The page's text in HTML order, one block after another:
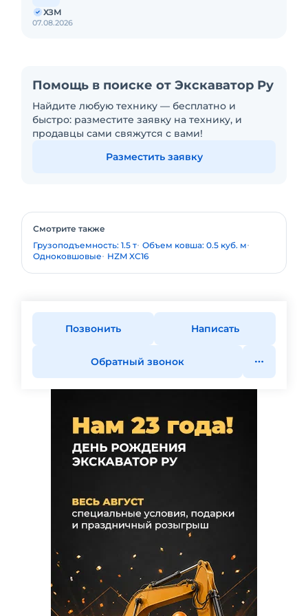
ДОСТАВКА И ОПЛАТА
Транспортировка:
По городу - БЕСПЛАТНО
Самовывоз со склада- в любое удобное время
Лизинг:
Одобрение за 1–2 дня - быстрое оформление.
Звоните - консультируем по всем вопросам.
Наши специалисты ответят на любые
технические и коммерческие вопросы.
07.08.2026
ХЗМ
Помощь в поиске от Экскаватор Ру
Найдите любую технику — бесплатно и
быстро: разместите заявку на технику, и
продавцы сами свяжутся с вами!
Разместить заявку
Смотрите также
Грузоподъемность: 1.5 т Объем ковша: 0.5 куб. м
Одноковшовые
HZM XC16
Позвонить Написать
Обратный звонок